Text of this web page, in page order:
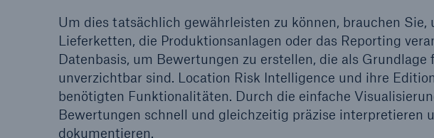
Um dies tatsächlich gewährleisten zu können, brauchen Sie,
Lieferketten, die Produktionsanlagen oder das Reporting
Datenbasis, um Bewertungen zu erstellen, die als
unverzichtbar sind. Location Risk Intelligence und ihre
benötigten Funktionalitäten. Durch die einfache
Bewertungen schnell und gleichzeitig präzise interpretieren
dokumentieren.